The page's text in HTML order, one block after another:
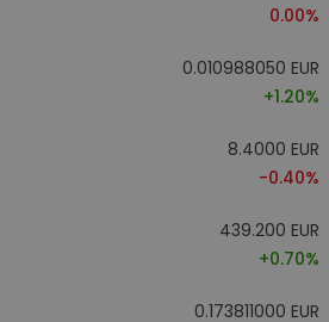
0.00%
0.010988050 EUR
+1.20%
8.4000 EUR
-0.40%
439.200 EUR
+0.70%
0.173811000 EUR